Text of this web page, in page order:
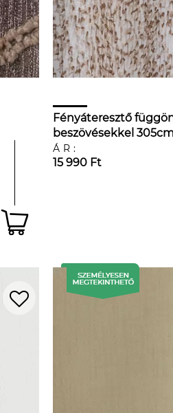
Fényáteresztő
beszövésekkel
ÁR:
15 990 Ft